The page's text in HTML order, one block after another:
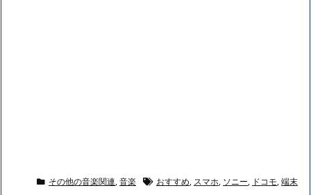
その他の音楽関連 音楽 おすすめ スマホ ソニー ドコモ 端末